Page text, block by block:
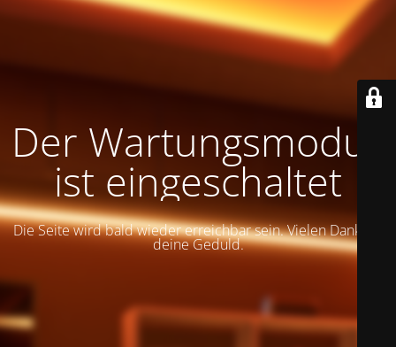
Der Wartungsmodus
ist eingeschaltet
Die Seite wird bald wieder erreichbar sein. Vielen Dank für
deine Geduld.